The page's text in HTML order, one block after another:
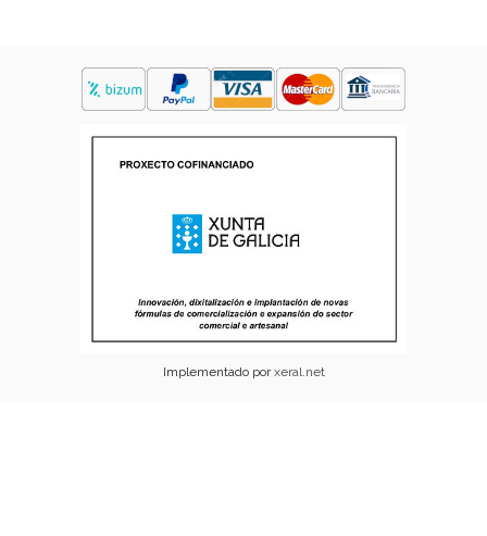
Implementado porxeral.net